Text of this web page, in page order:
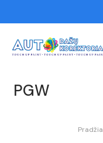
PGW
Pradžia